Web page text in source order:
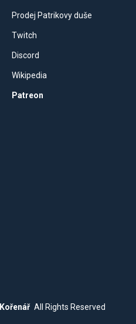
Prodej Patrikovy duše
Twitch
Discord
Wikipedia
Patreon
All Rights Reserved